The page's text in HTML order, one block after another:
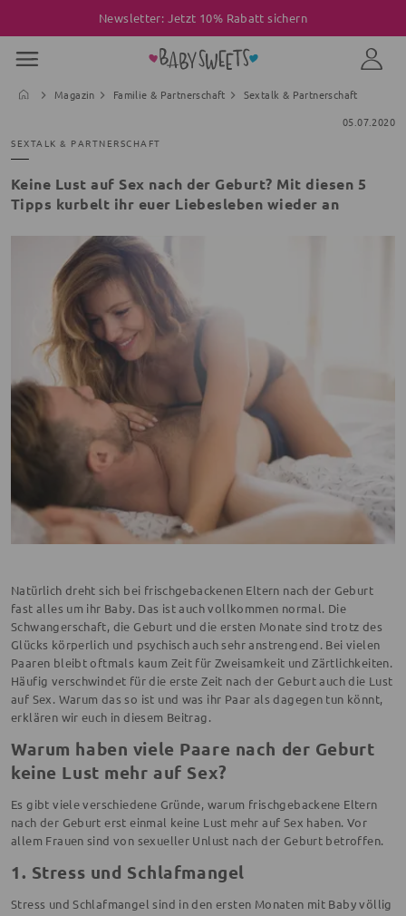
Newsletter: Jetzt 10% Rabatt sichern
Magazin Familie & Partnerschaft
Sextalk & Partnerschaft
05.07.2020
SEXTALK & PARTNERSCHAFT
Keine Lust auf Sex nach der Geburt? Mit diesen 5
Tipps kurbelt ihr euer Liebesleben wieder an
Natürlich dreht sich bei frischgebackenen Eltern nach der Geburt
fast alles um ihr Baby. Das ist auch vollkommen normal. Die
Schwangerschaft, die Geburt und die ersten Monate sind trotz des
Glücks körperlich und psychisch auch sehr anstrengend. Bei vielen
Paaren bleibt oftmals kaum Zeit für Zweisamkeit und Zärtlichkeiten.
Häufig verschwindet für die erste Zeit nach der Geburt auch die Lust
auf Sex. Warum das so ist und was ihr Paar als dagegen tun könnt,
erklären wir euch in diesem Beitrag.
Warum haben viele Paare nach der Geburt
keine Lust mehr auf Sex?
Es gibt viele verschiedene Gründe, warum frischgebackene Eltern
nach der Geburt erst einmal keine Lust mehr auf Sex haben. Vor
allem Frauen sind von sexueller Unlust nach der Geburt betroffen.
1. Stress und Schlafmangel
Stress und Schlafmangel sind in den ersten Monaten mit Baby völlig